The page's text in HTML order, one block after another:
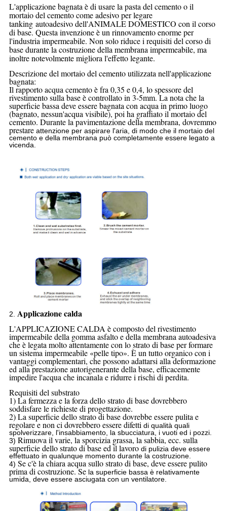
L'applicazione bagnata è di usare la pasta del cemento o il
mortaio del cemento come adesivo per legare
tanking autoadesivo dell'ANIMALE DOMESTICO con il corso
di base. Questa invenzione è un rinnovamento enorme per
l'industria impermeabile. Non solo riduce i requisiti del corso di
base durante la costruzione della membrana impermeabile, ma
inoltre notevolmente migliora l'effetto legante.
Descrizione del mortaio del cemento utilizzata nell'applicazione
bagnata:
Il rapporto acqua cemento è fra 0,35 e 0,4, lo spessore del
rivestimento sulla base è controllato in 3-5mm. La nota che la
superficie bassa deve essere bagnata con acqua in primo luogo
(bagnato, nessun'acqua visibile), poi ha graffiato il mortaio del
cemento. Durante la pavimentazione della membrana, dovremmo
prestareattenzione per aspirare l'aria, di modo che il mortaio del
cemento e della membrana può completamente essere legato a
vicenda.
2. Applicazione calda
L'APPLICAZIONE CALDA è composto del rivestimento
impermeabile della gomma asfalto e della membrana autoadesiva
che è legata molto attentamente con lo strato di base per formare
un sistema impermeabile «pelle tipo». È un tutto organico con i
vantaggi complementari, che possono adattarsi alla deformazione
ed alla prestazione autorigenerante della base, efficacemente
impedire l'acqua che incanala e ridurre i rischi di perdita.
Requisiti del substrato
1) La fermezza e la forza dello strato di base dovrebbero
soddisfare le richieste di progettazione.
2) La superficie dello strato di base dovrebbe essere pulita e
regolare e non ci dovrebbero essere difetti di qualità quali
spolverizzare, l'insabbiamento, la sbucciatura, i vuoti ed i pozzi.
3) Rimuova il varie, la sporcizia grassa, la sabbia, ecc. sulla
superficie dello strato di base ed il lavorodi pulizia deve essere
effettuato in qualunque momento durante la costruzione.
4) Se c'è la chiara acqua sullo strato di base, deve essere pulito
prima di costruzione. Sela superficie bassa è relativamente
umida, deve essere asciugata con un ventilatore.